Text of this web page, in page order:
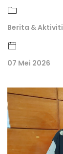
Berita & Aktiviti
07 Mei 2026